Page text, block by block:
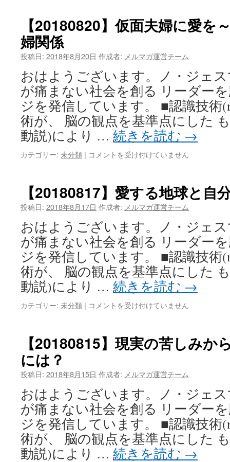
婦
を
本
音
を
言
え
な
い
夫
婦
（２）
は
【20180820】仮面夫婦に愛を
婦関係
投稿日: 2018年8月20日 作成者: メルマガ運営チーム
おはようございます。ノ・ジェ
が痛まない社会を創る リーダー
ジを発信しています。 ■認識技術
術が、 脳の観点を基準点にした
動説)により … 続きを読む →
カテゴリー: 未分類 | 【20180820】
婦
に
を
～
本
音
を
言
え
い
関
係
コメントを受け付けていません
【20180817】愛する地球と自
投稿日: 2018年8月17日 作成者: メルマガ運営チーム
おはようございます。ノ・ジェ
が痛まない社会を創る リーダー
ジを発信しています。 ■認識技術
術が、 脳の観点を基準点にした
動説)により … 続きを読む →
カテゴリー: 未分類 | 【20180817】
地
自
の
関
係
性
は
コメントを受け付けていません
【20180815】現実の苦しみか
には？
投稿日: 2018年8月15日 作成者: メルマガ運営チーム
おはようございます。ノ・ジェ
が痛まない社会を創る リーダー
ジを発信しています。 ■認識技術
術が、 脳の観点を基準点にした
動説)により … 続きを読む →